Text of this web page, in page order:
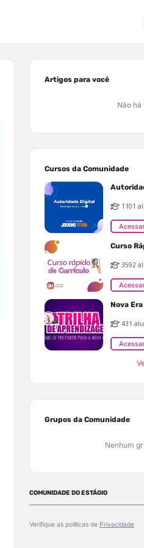
Artigos para você
Não
Cursos da Comunidade
1101
Curso
3592
431
Grupos da Comunidade
Nenhum
COMUNIDADE DO ESTÁGIO
Verifique as políticas de Privacidade